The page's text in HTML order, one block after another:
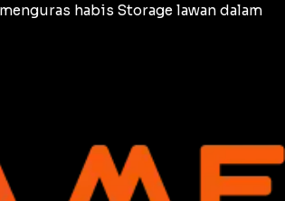
habis Storage lawan dalam